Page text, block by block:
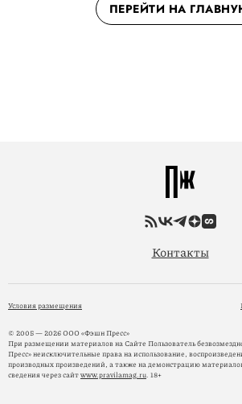
ПЕРЕЙТИ НА
Контакты
Условия размещения
© 2005 — 2026 ООО «Фэшн Пресс»
При размещении материалов на Сайте Пользователь
Пресс» неисключительные права на использование,
производных произведений, а также на демонстрацию
сведения через сайтwww.pravilamag.ru. 18+